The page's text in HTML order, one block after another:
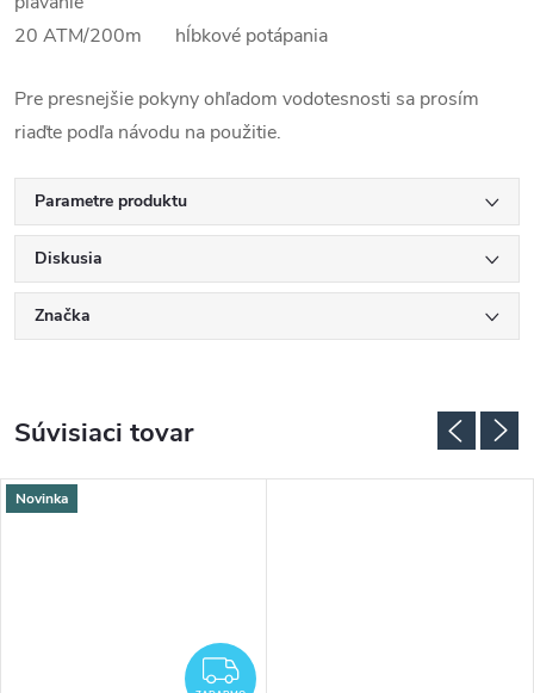
20 ATM/200m hĺbkové potápania
Pre presnejšie pokyny ohľadom vodotesnosti sa prosím
riaďte podľa návodu na použitie.
Parametre produktu
Diskusia
Značka
Súvisiaci tovar
Novinka
ZADARMO